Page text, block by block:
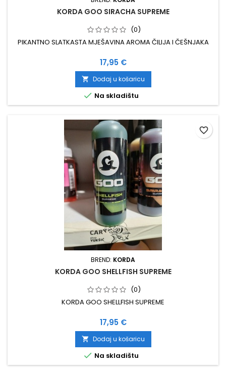
KORDA GOO SIRACHA SUPREME
(0)
PIKANTNO SLATKASTA MJEŠAVINA AROMA ČILIJA I ČEŠNJAKA
Cijena
17,95 €
 Dodaj u košaricu
 Na skladištu
BREND: KORDA
KORDA GOO SHELLFISH SUPREME
(0)
KORDA GOO SHELLFISH SUPREME
Cijena
17,95 €
 Dodaj u košaricu
 Na skladištu
favorite_border